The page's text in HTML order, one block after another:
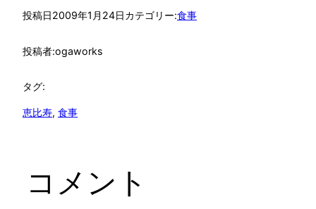
投稿日2009年1月24日カテゴリー:食事
投稿者:ogaworks
タグ:
恵比寿, 食事
コメント